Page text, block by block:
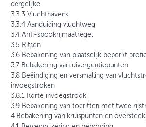
dergelijke
3.3.3 Vluchthavens
3.3.4 Aanduiding vluchtweg
3.4 Anti-spookrijmaatregel
3.5 Ritsen
3.6 Bebakening van plaatselijk beperkt
3.7 Bebakening van divergentiepunten
3.8 Beëindiging en versmalling van
invoegstroken
3.8.1 Korte invoegstrook
3.9 Bebakening van toeritten met twee
4 Bebakening van kruispunten en